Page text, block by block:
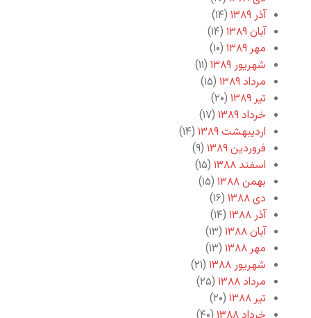
آذر ۱۳۸۹
(۱۴)
آبان ۱۳۸۹
(۱۴)
مهر ۱۳۸۹
(۱۰)
شهریور ۱۳۸۹
(۱۱)
مرداد ۱۳۸۹
(۱۵)
تیر ۱۳۸۹
(۲۰)
خرداد ۱۳۸۹
(۱۷)
اردیبهشت ۱۳۸۹
(۱۴)
فروردین ۱۳۸۹
(۹)
اسفند ۱۳۸۸
(۱۵)
بهمن ۱۳۸۸
(۱۵)
دی ۱۳۸۸
(۱۶)
آذر ۱۳۸۸
(۱۴)
آبان ۱۳۸۸
(۱۳)
مهر ۱۳۸۸
(۱۳)
شهریور ۱۳۸۸
(۲۱)
مرداد ۱۳۸۸
(۲۵)
تیر ۱۳۸۸
(۲۰)